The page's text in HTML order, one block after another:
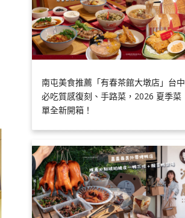
南屯美食推薦「有春茶館大墩店」台中
必吃質感復刻、手路菜，2026 夏季菜
單全新開箱！